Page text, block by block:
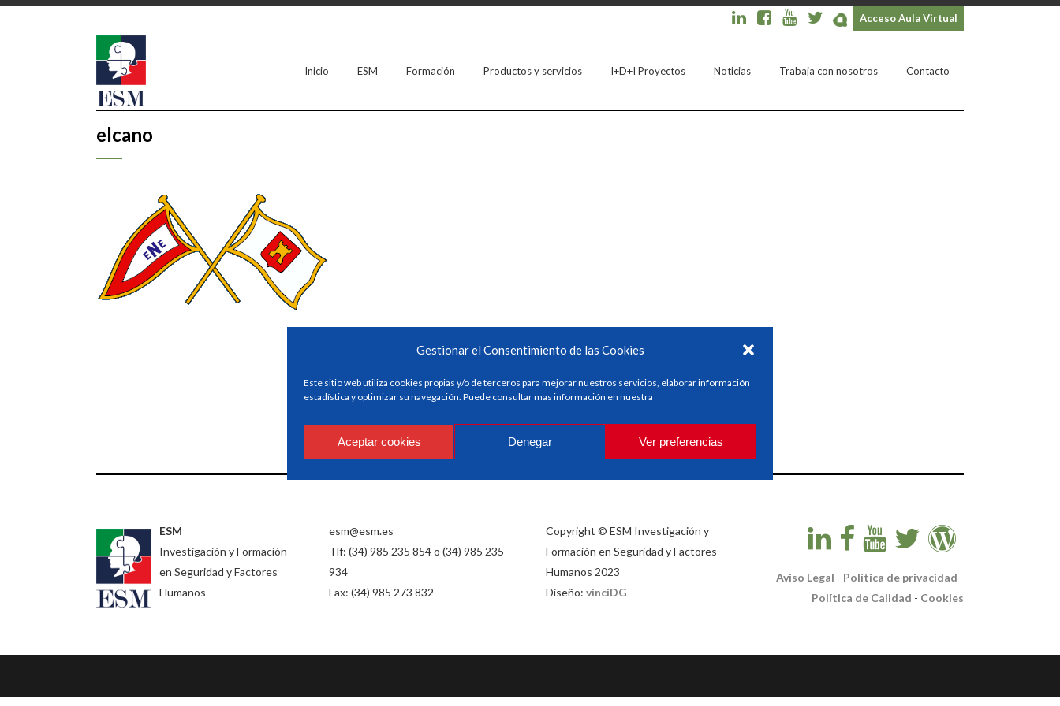
Gestionar el Consentimiento de las Cookies
Este sitio web utiliza cookies propias y/o de terceros para mejorar nuestros servicios, elaborar información
estadística y optimizar su navegación. Puede consultar mas información en nuestra
Aceptar cookies Denegar Ver preferencias
Acceso Aula Virtual
Inicio ESM Formación Productos y servicios I+D+I Proyectos Noticias Trabaja con nosotros Contacto
elcano
ESM
Investigación y Formación
en Seguridad y Factores
Humanos
esm@esm.es
Tlf: (34) 985 235 854 o (34) 985 235
934
Fax: (34) 985 273 832
Copyright © ESM Investigación y
Formación en Seguridad y Factores
Humanos 2023
Diseño: vinciDG
Aviso Legal - Política de privacidad -
Política de Calidad - Cookies